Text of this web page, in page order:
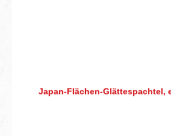
Japan-Flächen-Glättespachtel,